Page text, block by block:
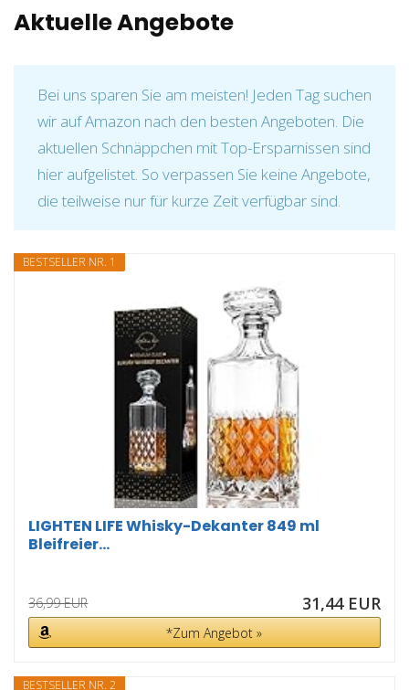
Aktuelle Angebote
Bei uns sparen Sie am meisten! Jeden Tag suchen
wir auf Amazon nach den besten Angeboten. Die
aktuellen Schnäppchen mit Top-Ersparnissen sind
hier aufgelistet. So verpassen Sie keine Angebote,
die teilweise nur für kurze Zeit verfügbar sind.
BESTSELLER NR. 1
LIGHTEN LIFE Whisky-Dekanter 849 ml
Bleifreier...
36,99 EUR 31,44 EUR
*Zum Angebot »
BESTSELLER NR. 2